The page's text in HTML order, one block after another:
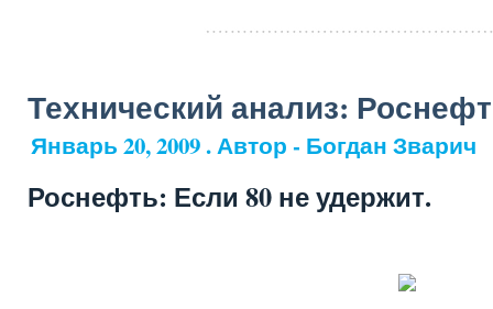
Технический анализ:
Январь 20, 2009 . Автор - Богдан Зварич
Роснефть: Если 80 не удержит.